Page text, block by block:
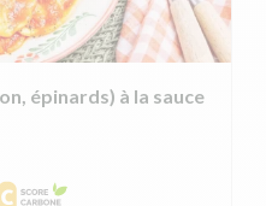
épinards) à la sauce